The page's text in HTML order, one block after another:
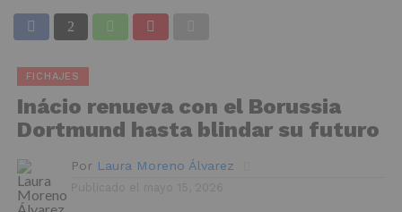
FICHAJES
Inácio renueva con el Borussia
Dortmund hasta blindar su futuro
Por Laura Moreno Álvarez